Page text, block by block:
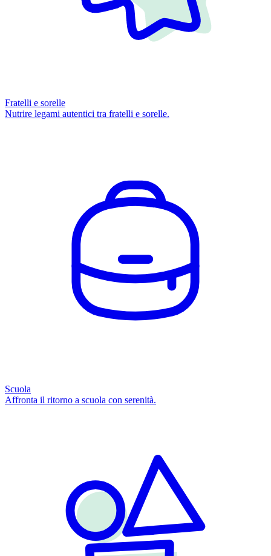
Fratelli e sorelle
Nutrire legami autentici tra fratelli e sorelle.
Scuola
Affronta il ritorno a scuola con serenità.